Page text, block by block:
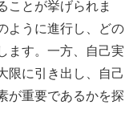
ことが挙げられま
ように進行し、どの
ます。一方、自己実
限に引き出し、自己
が重要であるかを探